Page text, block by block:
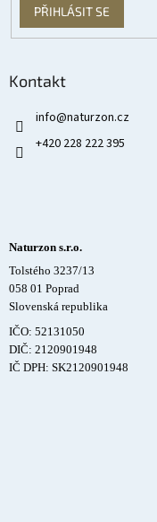
PŘIHLÁSIT SE
Kontakt
info@naturzon.cz
+420 228 222 395
Naturzon s.r.o.
Tolstého 3237/13
058 01 Poprad
Slovenská republika
IČO: 52131050
DIČ: 2120901948
IČ DPH: SK2120901948